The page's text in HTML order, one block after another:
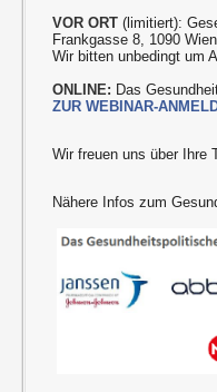
VOR ORT (limitiert):
Frankgasse 8, 1090 Wien
Wir bitten unbedingt um
ONLINE: Das
ZUR WEBINAR-
Wir freuen uns über Ihre
Nähere Infos zum